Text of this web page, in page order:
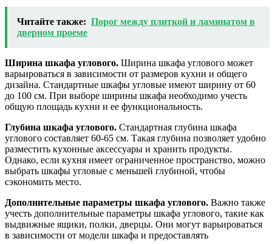
Читайте также: Порог между плиткой и ламинатом в
дверном проеме
Ширина шкафа углового. Ширина шкафа углового может
варьироваться в зависимости от размеров кухни и общего
дизайна. Стандартные шкафы угловые имеют ширину от 60
до 100 см. При выборе ширины шкафа необходимо учесть
общую площадь кухни и ее функциональность.
Глубина шкафа углового. Стандартная глубина шкафа
углового составляет 60-65 см. Такая глубина позволяет удобно
разместить кухонные аксессуары и хранить продукты.
Однако, если кухня имеет ограниченное пространство, можно
выбрать шкафы угловые с меньшей глубиной, чтобы
сэкономить место.
Дополнительные параметры шкафа углового. Важно также
учесть дополнительные параметры шкафа углового, такие как
выдвижные ящики, полки, дверцы. Они могут варьироваться
в зависимости от модели шкафа и предоставлять